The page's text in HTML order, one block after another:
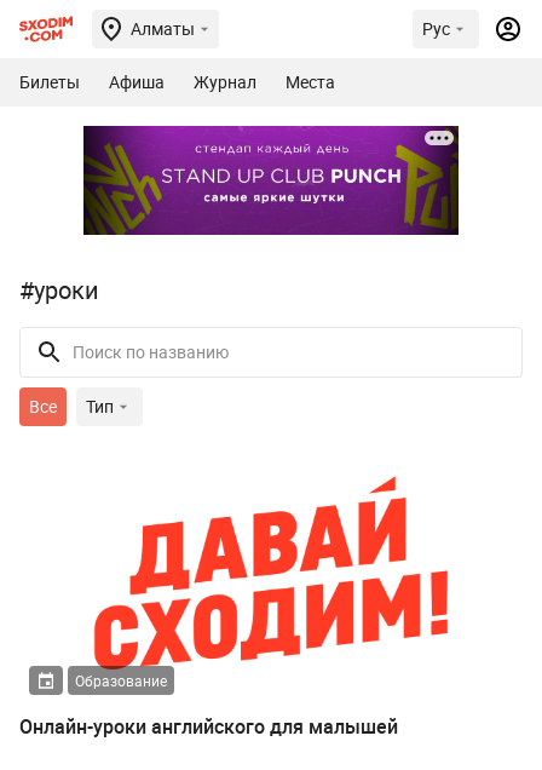
Алматы Рус
Билеты Афиша Журнал Места
#уроки
Все Тип
Образование
Онлайн-уроки английского для малышей